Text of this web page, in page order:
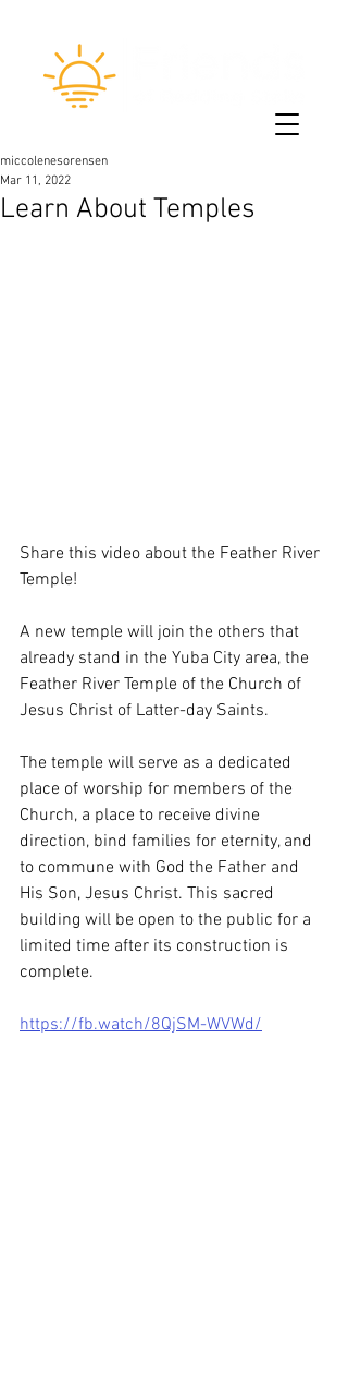
Learn About Temples
miccolenesorensen
Mar 11, 2022
Share this video about the Feather River
Temple!
A new temple will join the others that
already stand in the Yuba City area, the
Feather River Temple of the Church of
Jesus Christ of Latter-day Saints.
The temple will serve as a dedicated
place of worship for members of the
Church, a place to receive divine
direction, bind families for eternity, and
to commune with God the Father and
His Son, Jesus Christ. This sacred
building will be open to the public for a
limited time after its construction is
complete.
https://fb.watch/8QjSM-WVWd/